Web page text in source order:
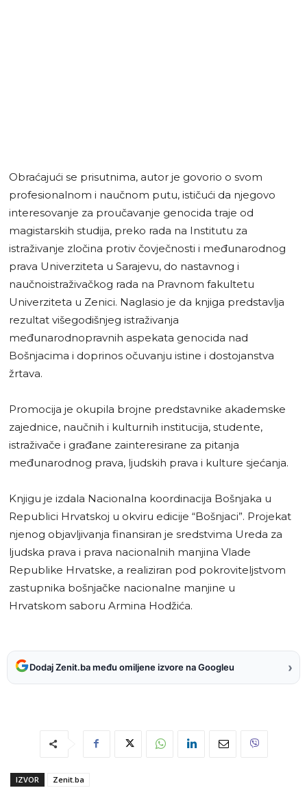
Obraćajući se prisutnima, autor je govorio o svom
profesionalnom i naučnom putu, ističući da njegovo
interesovanje za proučavanje genocida traje od
magistarskih studija, preko rada na Institutu za
istraživanje zločina protiv čovječnosti i međunarodnog
prava Univerziteta u Sarajevu, do nastavnog i
naučnoistraživačkog rada na Pravnom fakultetu
Univerziteta u Zenici. Naglasio je da knjiga predstavlja
rezultat višegodišnjeg istraživanja
međunarodnopravnih aspekata genocida nad
Bošnjacima i doprinos očuvanju istine i dostojanstva
žrtava.
Promocija je okupila brojne predstavnike akademske
zajednice, naučnih i kulturnih institucija, studente,
istraživače i građane zainteresirane za pitanja
međunarodnog prava, ljudskih prava i kulture sjećanja.
Knjigu je izdala Nacionalna koordinacija Bošnjaka u
Republici Hrvatskoj u okviru edicije “Bošnjaci”. Projekat
njenog objavljivanja finansiran je sredstvima Ureda za
ljudska prava i prava nacionalnih manjina Vlade
Republike Hrvatske, a realiziran pod pokroviteljstvom
zastupnika bošnjačke nacionalne manjine u
Hrvatskom saboru Armina Hodžića.
Dodaj Zenit.ba među omiljene izvore na Googleu ›
IZVOR
Zenit.ba